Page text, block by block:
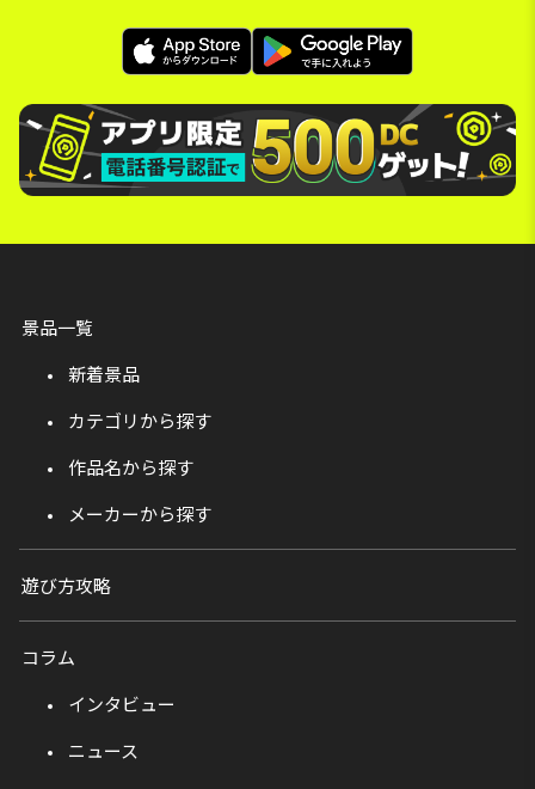
景品一覧
新着景品
カテゴリから探す
作品名から探す
メーカーから探す
遊び方攻略
コラム
インタビュー
ニュース